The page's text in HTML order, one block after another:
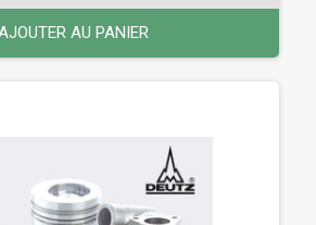
AU PANIER